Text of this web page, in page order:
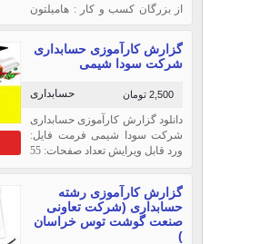
از بزرگان کسب و کار : هامیلتون
به دست نمی آید. تنها راه رسیدن به
نتایج خوب و ماندگار، کار و تلاش
مستمر است.
گزارش کارآموزی حسابداری
شرکت سودا شیمی
حسابداری 2,500 تومان
دانلود گزارش کارآموزی حسابداری
شرکت سودا شیمی فرمت فایل:
ورد قابل ویرایش تعداد صفحات: 55
گزارش کارآموزی رشته
حسابداری (شرکت تعاونی
صنعت گوشت توس خراسان
)